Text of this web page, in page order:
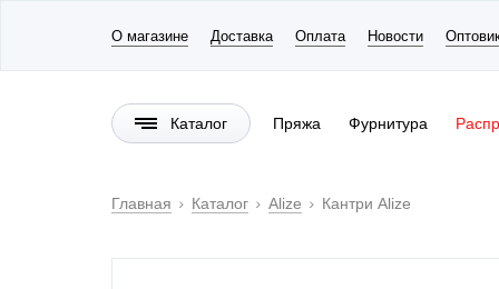
О магазине Доставка Оплата Новости
Каталог Пряжа Фурнитура
Главная Каталог Alize Кантри Alize